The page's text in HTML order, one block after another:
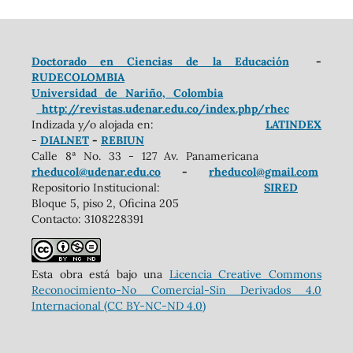
Doctorado en Ciencias de la Educación-
RUDECOLOMBIA
Universidad de Nariño, Colombia
http://revistas.udenar.edu.co/index.php/rhec
Indizada y/o alojada en:LATINDEX
- DIALNET - REBIUN
Calle 8ª No. 33 - 127 Av. Panamericana
rheducol@udenar.edu.co-rheducol@gmail.com
Repositorio Institucional: SIRED
Bloque 5, piso 2, Oficina 205
Contacto: 3108228391
Esta obra está bajo una Licencia Creative Commons
Reconocimiento-No Comercial-Sin Derivados 4.0
Internacional (CC BY-NC-ND 4.0)